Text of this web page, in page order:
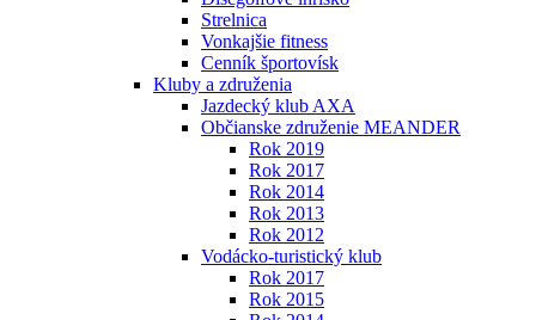
Strelnica
Vonkajšie fitness
Cenník športovísk
Kluby a združenia
Jazdecký klub AXA
Občianske združenie MEANDER
Rok 2019
Rok 2017
Rok 2014
Rok 2013
Rok 2012
Vodácko-turistický klub
Rok 2017
Rok 2015